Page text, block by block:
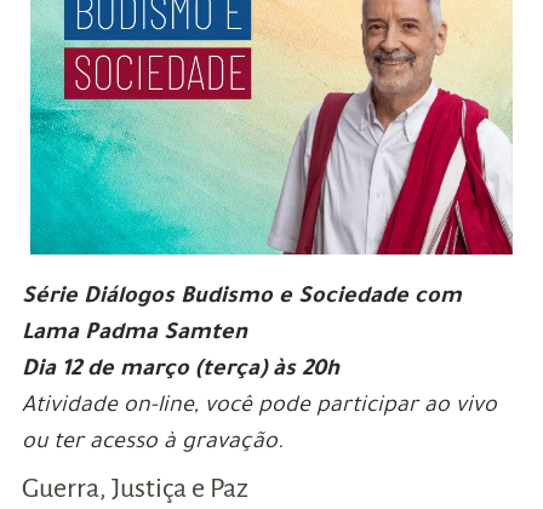
Série Diálogos Budismo e Sociedade com
Lama Padma Samten
Dia 12 de março (terça) às 20h
Atividade on-line, você pode participar ao vivo
ou ter acesso à gravação.
Guerra, Justiça e Paz